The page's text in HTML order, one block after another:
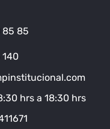
85 85
140
hrs a 18:30 hrs